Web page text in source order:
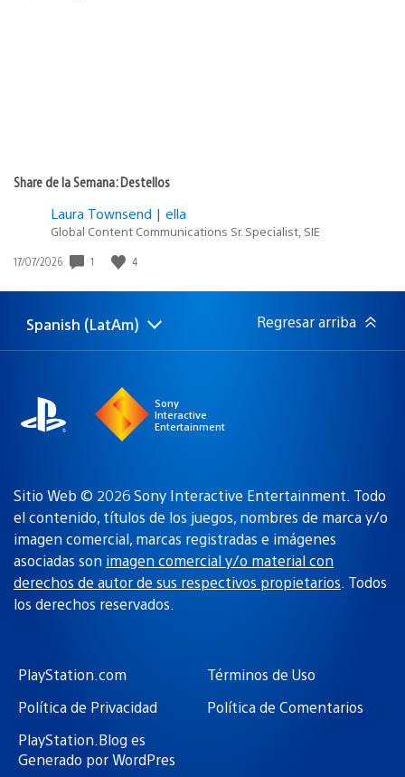
Share de la Semana: Destellos
Laura Townsend | ella
Global Content Communications Sr. Specialist, SIE
Fecha
publicación:
17/07/2026 1 4
Elige
Región
Spanish (LatAm) Regresar arriba
Sony
Interactive
Entertainment
Sitio Web © 2026 Sony Interactive Entertainment. Todo
el contenido, títulos de los juegos, nombres de marca y/o
imagen comercial, marcas registradas e imágenes
asociadas son imagen comercial y/o material con
derechos de autor de sus respectivos propietarios. Todos
los derechos reservados.
PlayStation.com
Términos de Uso
Política de Privacidad
Política de Comentarios
PlayStation.Blog es
Generado por WordPres